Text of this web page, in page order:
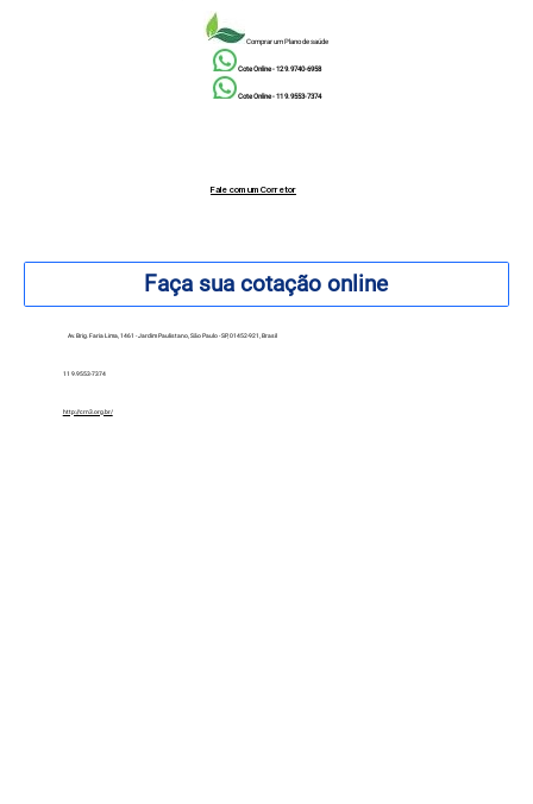
Fale com um Corretor
Av. Brig. Faria Lima, 1461 - Jardim Paulistano, São Paulo - SP, 01452-921, Brasil
11 9.9553-7374
http://crn3.org.br/
Comprar um Plano de saúde
Cote Online - 12 9.9740-6958
Cote Online - 11 9.9553-7374
Faça sua cotação online